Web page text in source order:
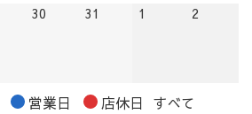
2026.07.29
30 2026.07.30
31 2026.07.31
1 2026.08.01
2
営業日 店休日 すべて